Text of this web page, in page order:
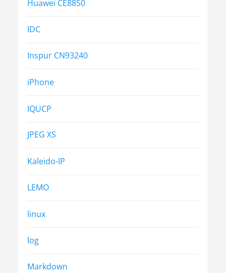
Huawei CE8850
IDC
Inspur CN93240
iPhone
IQUCP
JPEG XS
Kaleido-IP
LEMO
linux
log
Markdown